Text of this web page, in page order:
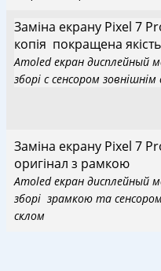
Заміна екрану Pixel 7
копія покращена якість
Amoled екран дисплейный
зборі с сенсором зовнішнім
Заміна екрану Pixel 7
оригінал з рамкою
Amoled екран дисплейный
зборі зрамкою та
склом